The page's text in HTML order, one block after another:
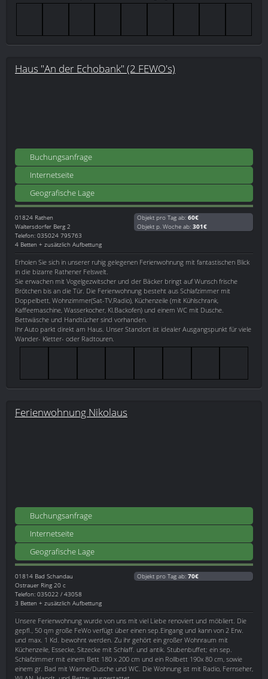
Haus "An der Echobank" (2 FEWO's)
Buchungsanfrage
Internetseite
Geografische Lage
01824 Rathen
Waltersdorfer Berg 2
Telefon: 035024 795763
4 Betten + zusätzlich Aufbettung
Objekt pro Tag ab: 60€
Objekt p. Woche ab: 301€
Erholen Sie sich in unserer ruhig gelegenen Ferienwohnung mit fantastischen Blick
in die bizarre Rathener Felswelt.
Sie erwachen mit Vogelgezwitscher und der Bäcker bringt auf Wunsch frische
Brötchen bis an die Tür. Die Ferienwohnung besteht aus Schlafzimmer mit
Doppelbett, Wohnzimmer(Sat-TV,Radio), Küchenzeile (mit Kühlschrank,
Kaffeemaschine, Wasserkocher, Kl.Backofen) und einem WC mit Dusche.
Bettwäsche und Handtücher sind vorhanden.
Ihr Auto parkt direkt am Haus. Unser Standort ist idealer Ausgangspunkt für viele
Wander- Kletter- oder Radtouren.
Ferienwohnung Nikolaus
Buchungsanfrage
Internetseite
Geografische Lage
01814 Bad Schandau
Ostrauer Ring 20 c
Telefon: 035022 / 43058
3 Betten + zusätzlich Aufbettung
Objekt pro Tag ab: 70€
Unsere Ferienwohnung wurde von uns mit viel Liebe renoviert und möbliert. Die
gepfl., 50 qm große FeWo verfügt über einen sep.Eingang und kann von 2 Erw.
und max. 1 Kd. bewohnt werden. Zu ihr gehört ein großer Wohnraum mit
Küchenzeile, Essecke, Sitzecke mit Schlaff. und antik. Stubenbuffet; ein sep.
Schlafzimmer mit einem Bett 180 x 200 cm und ein Rollbett 190x 80 cm, sowie
einem gr. Bad mit Wanne/Dusche und WC. Die Wohnung ist mit Radio, Fernseher,